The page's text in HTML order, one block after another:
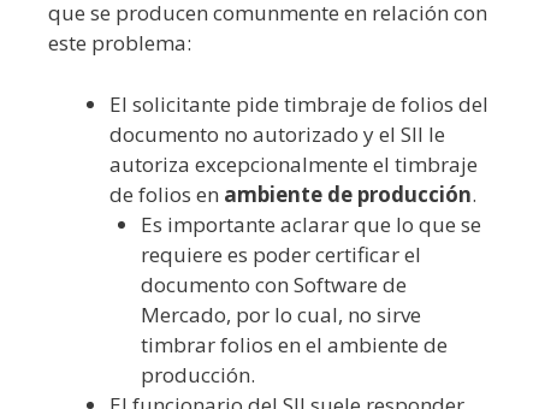
que se producen comunmente en relación con
este problema:
El solicitante pide timbraje de folios del
documento no autorizado y el SII le
autoriza excepcionalmente el timbraje
de folios en ambiente de producción.
Es importante aclarar que lo que se
requiere es poder certificar el
documento con Software de
Mercado, por lo cual, no sirve
timbrar folios en el ambiente de
producción.